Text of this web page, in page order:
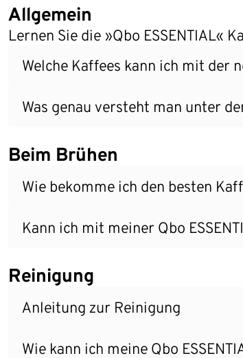
Allgemein
Lernen Sie die »Qbo ESSENTIAL«
Welche Kaffees kann ich mit der
Was genau versteht man unter
Beim Brühen
Wie bekomme ich den besten
Kann ich mit meiner Qbo
Reinigung
Anleitung zur Reinigung
Wie kann ich meine Qbo